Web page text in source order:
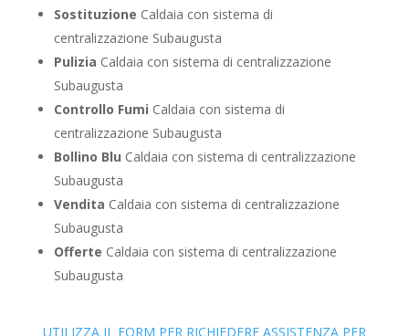
Sostituzione Caldaia con sistema di
centralizzazione Subaugusta
Pulizia Caldaia con sistema di centralizzazione
Subaugusta
Controllo Fumi Caldaia con sistema di
centralizzazione Subaugusta
Bollino Blu Caldaia con sistema di centralizzazione
Subaugusta
Vendita Caldaia con sistema di centralizzazione
Subaugusta
Offerte Caldaia con sistema di centralizzazione
Subaugusta
UTILIZZA IL FORM PER RICHIEDERE ASSISTENZA PER